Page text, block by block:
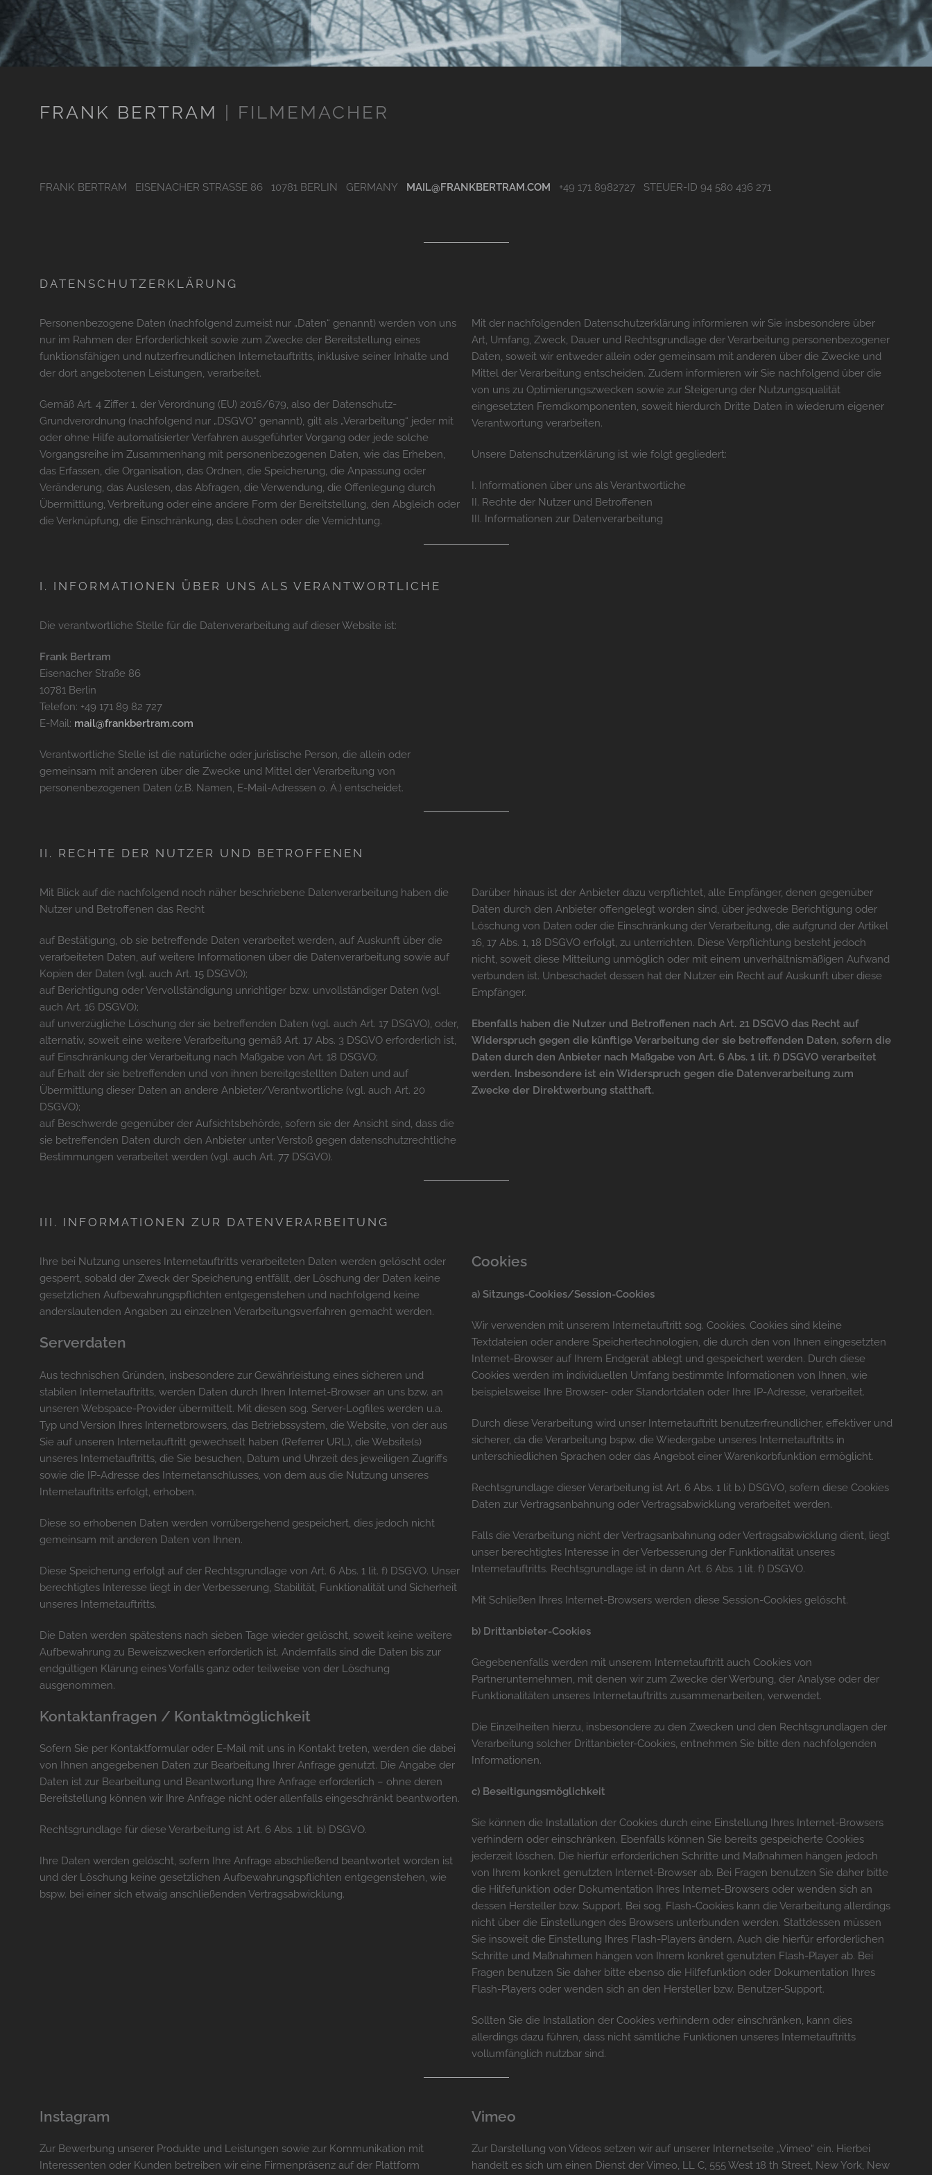
FRANK BERTRAM | FILMEMACHER
FRANK BERTRAM EISENACHER STRASSE 86 10781 BERLIN GERMANY MAIL@FRANKBERTRAM.COM +49 171 8982727 STEUER-ID 94 580 436 271
DATENSCHUTZERKLÄRUNG
Personenbezogene Daten (nachfolgend zumeist nur „Daten“ genannt) werden von uns
nur im Rahmen der Erforderlichkeit sowie zum Zwecke der Bereitstellung eines
funktionsfähigen und nutzerfreundlichen Internetauftritts, inklusive seiner Inhalte und
der dort angebotenen Leistungen, verarbeitet.
Gemäß Art. 4 Ziffer 1. der Verordnung (EU) 2016/679, also der Datenschutz-
Grundverordnung (nachfolgend nur „DSGVO“ genannt), gilt als „Verarbeitung“ jeder mit
oder ohne Hilfe automatisierter Verfahren ausgeführter Vorgang oder jede solche
Vorgangsreihe im Zusammenhang mit personenbezogenen Daten, wie das Erheben,
das Erfassen, die Organisation, das Ordnen, die Speicherung, die Anpassung oder
Veränderung, das Auslesen, das Abfragen, die Verwendung, die Offenlegung durch
Übermittlung, Verbreitung oder eine andere Form der Bereitstellung, den Abgleich oder
die Verknüpfung, die Einschränkung, das Löschen oder die Vernichtung.
Mit der nachfolgenden Datenschutzerklärung informieren wir Sie insbesondere über
Art, Umfang, Zweck, Dauer und Rechtsgrundlage der Verarbeitung personenbezogener
Daten, soweit wir entweder allein oder gemeinsam mit anderen über die Zwecke und
Mittel der Verarbeitung entscheiden. Zudem informieren wir Sie nachfolgend über die
von uns zu Optimierungszwecken sowie zur Steigerung der Nutzungsqualität
eingesetzten Fremdkomponenten, soweit hierdurch Dritte Daten in wiederum eigener
Verantwortung verarbeiten.
Unsere Datenschutzerklärung ist wie folgt gegliedert:
I. Informationen über uns als Verantwortliche
II. Rechte der Nutzer und Betroffenen
III. Informationen zur Datenverarbeitung
I. INFORMATIONEN ÜBER UNS ALS VERANTWORTLICHE
Die verantwortliche Stelle für die Datenverarbeitung auf dieser Website ist:
Frank Bertram
Eisenacher Straße 86
10781 Berlin
Telefon: +49 171 89 82 727
E-Mail: mail@frankbertram.com
Verantwortliche Stelle ist die natürliche oder juristische Person, die allein oder
gemeinsam mit anderen über die Zwecke und Mittel der Verarbeitung von
personenbezogenen Daten (z.B. Namen, E-Mail-Adressen o. Ä.) entscheidet.
II. RECHTE DER NUTZER UND BETROFFENEN
Mit Blick auf die nachfolgend noch näher beschriebene Datenverarbeitung haben die
Nutzer und Betroffenen das Recht
auf Bestätigung, ob sie betreffende Daten verarbeitet werden, auf Auskunft über die
verarbeiteten Daten, auf weitere Informationen über die Datenverarbeitung sowie auf
Kopien der Daten (vgl. auch Art. 15 DSGVO);
auf Berichtigung oder Vervollständigung unrichtiger bzw. unvollständiger Daten (vgl.
auch Art. 16 DSGVO);
auf unverzügliche Löschung der sie betreffenden Daten (vgl. auch Art. 17 DSGVO), oder,
alternativ, soweit eine weitere Verarbeitung gemäß Art. 17 Abs. 3 DSGVO erforderlich ist,
auf Einschränkung der Verarbeitung nach Maßgabe von Art. 18 DSGVO;
auf Erhalt der sie betreffenden und von ihnen bereitgestellten Daten und auf
Übermittlung dieser Daten an andere Anbieter/Verantwortliche (vgl. auch Art. 20
DSGVO);
auf Beschwerde gegenüber der Aufsichtsbehörde, sofern sie der Ansicht sind, dass die
sie betreffenden Daten durch den Anbieter unter Verstoß gegen datenschutzrechtliche
Bestimmungen verarbeitet werden (vgl. auch Art. 77 DSGVO).
Darüber hinaus ist der Anbieter dazu verpflichtet, alle Empfänger, denen gegenüber
Daten durch den Anbieter offengelegt worden sind, über jedwede Berichtigung oder
Löschung von Daten oder die Einschränkung der Verarbeitung, die aufgrund der Artikel
16, 17 Abs. 1, 18 DSGVO erfolgt, zu unterrichten. Diese Verpflichtung besteht jedoch
nicht, soweit diese Mitteilung unmöglich oder mit einem unverhältnismäßigen Aufwand
verbunden ist. Unbeschadet dessen hat der Nutzer ein Recht auf Auskunft über diese
Empfänger.
Ebenfalls haben die Nutzer und Betroffenen nach Art. 21 DSGVO das Recht auf
Widerspruch gegen die künftige Verarbeitung der sie betreffenden Daten, sofern die
Daten durch den Anbieter nach Maßgabe von Art. 6 Abs. 1 lit. f) DSGVO verarbeitet
werden. Insbesondere ist ein Widerspruch gegen die Datenverarbeitung zum
Zwecke der Direktwerbung statthaft.
III. INFORMATIONEN ZUR DATENVERARBEITUNG
Ihre bei Nutzung unseres Internetauftritts verarbeiteten Daten werden gelöscht oder
gesperrt, sobald der Zweck der Speicherung entfällt, der Löschung der Daten keine
gesetzlichen Aufbewahrungspflichten entgegenstehen und nachfolgend keine
anderslautenden Angaben zu einzelnen Verarbeitungsverfahren gemacht werden.
Serverdaten
Aus technischen Gründen, insbesondere zur Gewährleistung eines sicheren und
stabilen Internetauftritts, werden Daten durch Ihren Internet-Browser an uns bzw. an
unseren Webspace-Provider übermittelt. Mit diesen sog. Server-Logfiles werden u.a.
Typ und Version Ihres Internetbrowsers, das Betriebssystem, die Website, von der aus
Sie auf unseren Internetauftritt gewechselt haben (Referrer URL), die Website(s)
unseres Internetauftritts, die Sie besuchen, Datum und Uhrzeit des jeweiligen Zugriffs
sowie die IP-Adresse des Internetanschlusses, von dem aus die Nutzung unseres
Internetauftritts erfolgt, erhoben.
Diese so erhobenen Daten werden vorrübergehend gespeichert, dies jedoch nicht
gemeinsam mit anderen Daten von Ihnen.
Diese Speicherung erfolgt auf der Rechtsgrundlage von Art. 6 Abs. 1 lit. f) DSGVO. Unser
berechtigtes Interesse liegt in der Verbesserung, Stabilität, Funktionalität und Sicherheit
unseres Internetauftritts.
Die Daten werden spätestens nach sieben Tage wieder gelöscht, soweit keine weitere
Aufbewahrung zu Beweiszwecken erforderlich ist. Andernfalls sind die Daten bis zur
endgültigen Klärung eines Vorfalls ganz oder teilweise von der Löschung
ausgenommen.
Kontaktanfragen / Kontaktmöglichkeit
Sofern Sie per Kontaktformular oder E-Mail mit uns in Kontakt treten, werden die dabei
von Ihnen angegebenen Daten zur Bearbeitung Ihrer Anfrage genutzt. Die Angabe der
Daten ist zur Bearbeitung und Beantwortung Ihre Anfrage erforderlich – ohne deren
Bereitstellung können wir Ihre Anfrage nicht oder allenfalls eingeschränkt beantworten.
Rechtsgrundlage für diese Verarbeitung ist Art. 6 Abs. 1 lit. b) DSGVO.
Ihre Daten werden gelöscht, sofern Ihre Anfrage abschließend beantwortet worden ist
und der Löschung keine gesetzlichen Aufbewahrungspflichten entgegenstehen, wie
bspw. bei einer sich etwaig anschließenden Vertragsabwicklung.
Cookies
a) Sitzungs-Cookies/Session-Cookies
Wir verwenden mit unserem Internetauftritt sog. Cookies. Cookies sind kleine
Textdateien oder andere Speichertechnologien, die durch den von Ihnen eingesetzten
Internet-Browser auf Ihrem Endgerät ablegt und gespeichert werden. Durch diese
Cookies werden im individuellen Umfang bestimmte Informationen von Ihnen, wie
beispielsweise Ihre Browser- oder Standortdaten oder Ihre IP-Adresse, verarbeitet.
Durch diese Verarbeitung wird unser Internetauftritt benutzerfreundlicher, effektiver und
sicherer, da die Verarbeitung bspw. die Wiedergabe unseres Internetauftritts in
unterschiedlichen Sprachen oder das Angebot einer Warenkorbfunktion ermöglicht.
Rechtsgrundlage dieser Verarbeitung ist Art. 6 Abs. 1 lit b.) DSGVO, sofern diese Cookies
Daten zur Vertragsanbahnung oder Vertragsabwicklung verarbeitet werden.
Falls die Verarbeitung nicht der Vertragsanbahnung oder Vertragsabwicklung dient, liegt
unser berechtigtes Interesse in der Verbesserung der Funktionalität unseres
Internetauftritts. Rechtsgrundlage ist in dann Art. 6 Abs. 1 lit. f) DSGVO.
Mit Schließen Ihres Internet-Browsers werden diese Session-Cookies gelöscht.
b) Drittanbieter-Cookies
Gegebenenfalls werden mit unserem Internetauftritt auch Cookies von
Partnerunternehmen, mit denen wir zum Zwecke der Werbung, der Analyse oder der
Funktionalitäten unseres Internetauftritts zusammenarbeiten, verwendet.
Die Einzelheiten hierzu, insbesondere zu den Zwecken und den Rechtsgrundlagen der
Verarbeitung solcher Drittanbieter-Cookies, entnehmen Sie bitte den nachfolgenden
Informationen.
c) Beseitigungsmöglichkeit
Sie können die Installation der Cookies durch eine Einstellung Ihres Internet-Browsers
verhindern oder einschränken. Ebenfalls können Sie bereits gespeicherte Cookies
jederzeit löschen. Die hierfür erforderlichen Schritte und Maßnahmen hängen jedoch
von Ihrem konkret genutzten Internet-Browser ab. Bei Fragen benutzen Sie daher bitte
die Hilfefunktion oder Dokumentation Ihres Internet-Browsers oder wenden sich an
dessen Hersteller bzw. Support. Bei sog. Flash-Cookies kann die Verarbeitung allerdings
nicht über die Einstellungen des Browsers unterbunden werden. Stattdessen müssen
Sie insoweit die Einstellung Ihres Flash-Players ändern. Auch die hierfür erforderlichen
Schritte und Maßnahmen hängen von Ihrem konkret genutzten Flash-Player ab. Bei
Fragen benutzen Sie daher bitte ebenso die Hilfefunktion oder Dokumentation Ihres
Flash-Players oder wenden sich an den Hersteller bzw. Benutzer-Support.
Sollten Sie die Installation der Cookies verhindern oder einschränken, kann dies
allerdings dazu führen, dass nicht sämtliche Funktionen unseres Internetauftritts
vollumfänglich nutzbar sind.
Instagram
Zur Bewerbung unserer Produkte und Leistungen sowie zur Kommunikation mit
Interessenten oder Kunden betreiben wir eine Firmenpräsenz auf der Plattform
Vimeo
Zur Darstellung von Videos setzen wir auf unserer Internetseite „Vimeo“ ein. Hierbei
handelt es sich um einen Dienst der Vimeo, LL C, 555 West 18 th Street, New York, New